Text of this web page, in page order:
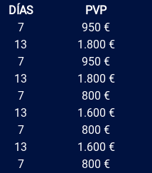
DÍAS
PVP
7
950 €
13
1.800 €
7
950 €
13
1.800 €
7
800 €
13
1.600 €
7
800 €
13
1.600 €
7
800 €